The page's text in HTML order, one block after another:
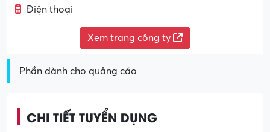
Điện thoại
Xem trang công ty
Phần dành cho quảng cáo
CHI TIẾT TUYỂN DỤNG